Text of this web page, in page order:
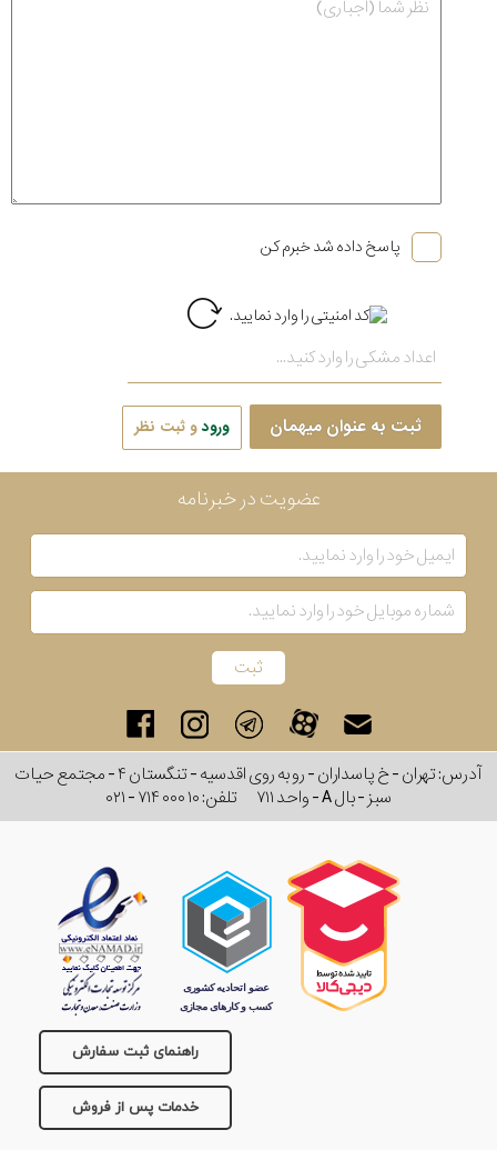
پاسخ داده شد خبرم کن
ثبت به عنوان میهمان ورودو ثبت نظر
عضویت در خبرنامه
آدرس: تهران - خ پاسداران - رو به روی اقدسیه - تنگستان ۴ - مجتمع حیات
سبز - بال A - واحد ۷۱۱
تلفن:۰۲۱ - ۷۱۴ ۰۰۰ ۱۰
راهنمای ثبت سفارش
خدمات پس از فروش